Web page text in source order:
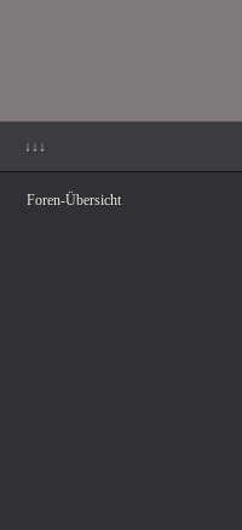
↓↓↓
Foren-Übersicht